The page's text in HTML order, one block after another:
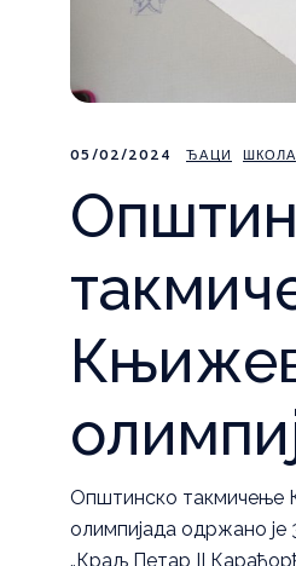
05/02/2024 ЂАЦИ ШКОЛА
Општинско такмичење
олимпијада одржано
„Краљ Петар II